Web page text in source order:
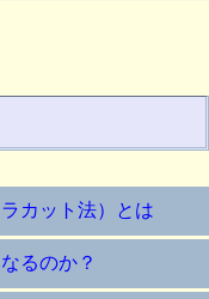
カット法）とは
るのか？